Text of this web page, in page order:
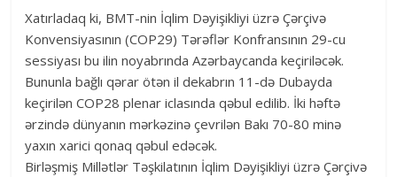
Xatırladaq ki, BMT-nin İqlim Dəyişikliyi üzrə Çərçivə
Konvensiyasının (COP29) Tərəflər Konfransının 29-cu
sessiyası bu ilin noyabrında Azərbaycanda keçiriləcək.
Bununla bağlı qərar ötən il dekabrın 11-də Dubayda
keçirilən COP28 plenar iclasında qəbul edilib. İki həftə
ərzində dünyanın mərkəzinə çevrilən Bakı 70-80 minə
yaxın xarici qonaq qəbul edəcək.
Birləşmiş Millətlər Təşkilatının İqlim Dəyişikliyi üzrə Çərçivə